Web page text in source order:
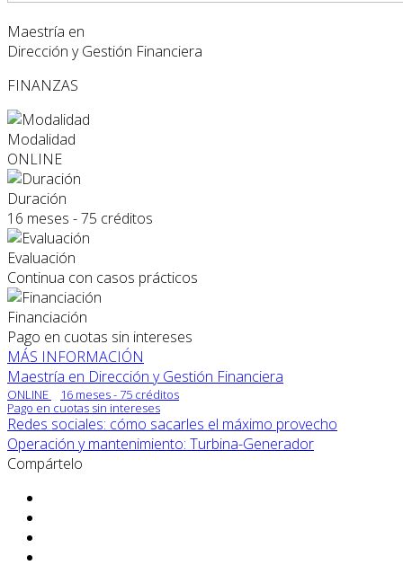
Maestría en
Dirección y Gestión Financiera
FINANZAS
Modalidad
ONLINE
Duración
16 meses - 75 créditos
Evaluación
Continua con casos prácticos
Financiación
Pago en cuotas sin intereses
MÁS INFORMACIÓN
Maestría en Dirección y Gestión Financiera
ONLINE
16 meses - 75 créditos
Pago en cuotas sin intereses
Redes sociales: cómo sacarles el máximo provecho
Operación y mantenimiento: Turbina-Generador
Compártelo